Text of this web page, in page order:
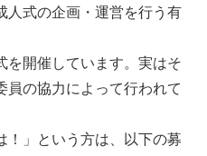
式の企画・運営を行う有
開催しています。実はそ
員の協力によって行われて
」という方は、以下の募